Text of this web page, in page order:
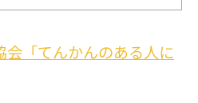
会「てんかんのある人に